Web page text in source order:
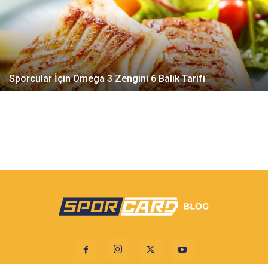
Sporcular İçin Omega 3 Zengini 6 Balık Tarifi